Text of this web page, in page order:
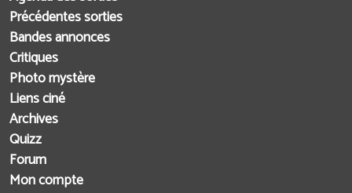
Précédentes sorties
Bandes annonces
Critiques
Photo mystère
Liens ciné
Archives
Quizz
Forum
Mon compte